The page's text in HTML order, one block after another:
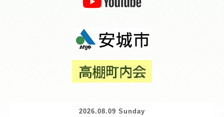
2026.08.09 Sunday